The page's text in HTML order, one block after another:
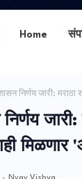
Home
निर्णय जारी: